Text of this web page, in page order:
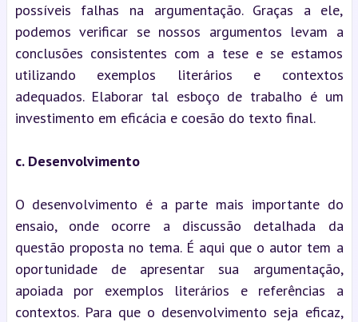
possíveis falhas na argumentação. Graças a ele,
podemos verificar se nossos argumentos levam a
conclusões consistentes com a tese e se estamos
utilizando exemplos literários e contextos
adequados. Elaborar tal esboço de trabalho é um
investimento em eficácia e coesão do texto final.
c. Desenvolvimento
O desenvolvimento é a parte mais importante do
ensaio, onde ocorre a discussão detalhada da
questão proposta no tema. É aqui que o autor tem a
oportunidade de apresentar sua argumentação,
apoiada por exemplos literários e referências a
contextos. Para que o desenvolvimento seja eficaz,